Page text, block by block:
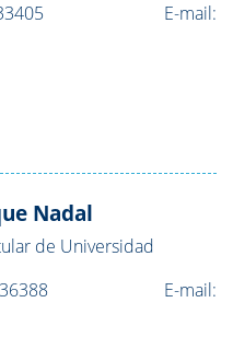
E-mail:
Nadal
de Universidad
E-mail: